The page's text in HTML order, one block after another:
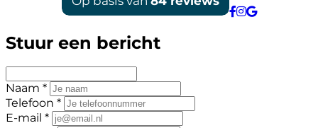
Stuur een bericht
Naam *
Telefoon *
E-mail *